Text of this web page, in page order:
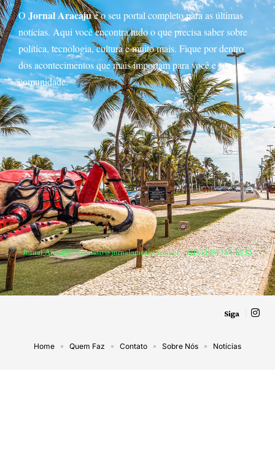
O Jornal Aracajué o seu portal completo para as últimas
notícias. Aqui você encontra tudo o que precisa saber sobre
política, tecnologia, cultura e muito mais. Fique por dentro
dos acontecimentos que mais importam para você e sua
comunidade.
Jornal Aracaju –contato@jornalaracaju.com.br– tel.(11)91754-6532
Siga
Home Quem Faz Contato Sobre Nós Notícias